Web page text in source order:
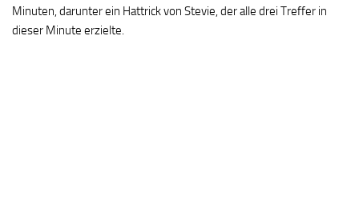
Minuten, darunter ein Hattrick von Stevie, der alle drei Treffer in
dieser Minute erzielte.